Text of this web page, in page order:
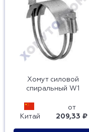
Хомут силовой
спиральный W1
Китай
от
209,33 ₽